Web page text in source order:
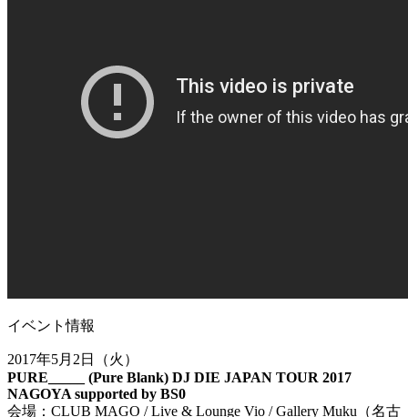
イベント情報
2017年5月2日（火）
PURE_____ (Pure Blank) DJ DIE JAPAN TOUR 2017
NAGOYA supported by BS0
会場：CLUB MAGO / Live & Lounge Vio / Gallery Muku（名古